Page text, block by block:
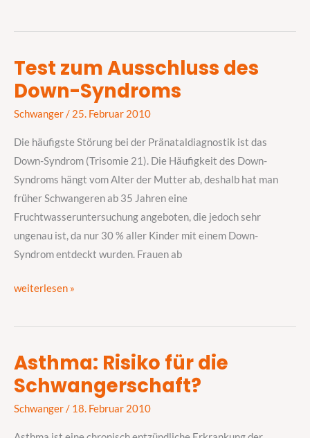
Test zum Ausschluss des
Down-Syndroms
Schwanger/ 25. Februar 2010
Die häufigste Störung bei der Pränataldiagnostik ist das
Down-Syndrom (Trisomie 21). Die Häufigkeit des Down-
Syndroms hängt vom Alter der Mutter ab, deshalb hat man
früher Schwangeren ab 35 Jahren eine
Fruchtwasseruntersuchung angeboten, die jedoch sehr
ungenau ist, da nur 30 % aller Kinder mit einem Down-
Syndrom entdeckt wurden. Frauen ab
Test
zum
des
Down-
Syndroms
weiterlesen »
Asthma: Risiko für die
Schwangerschaft?
Schwanger/ 18. Februar 2010
Asthma:
Risiko
die
Schwangerschaft?